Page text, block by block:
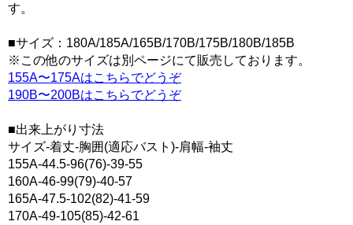
す。
■サイズ：180A/185A/165B/170B/175B/180B/185B
※この他のサイズは別ページにて販売しております。
155A〜175Aはこちらでどうぞ
190B〜200Bはこちらでどうぞ
■出来上がり寸法
サイズ-着丈-胸囲(適応バスト)-肩幅-袖丈
155A-44.5-96(76)-39-55
160A-46-99(79)-40-57
165A-47.5-102(82)-41-59
170A-49-105(85)-42-61